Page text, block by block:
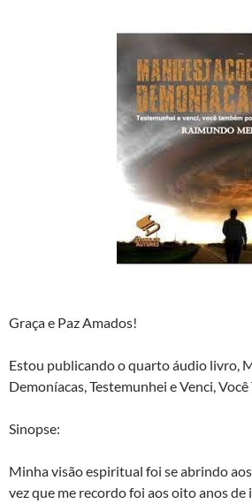
Graça e Paz Amados!
Estou publicando o quarto áudio livro,
Demoníacas, Testemunhei e Venci, Você
Sinopse:
Minha visão espiritual foi se abrindo
vez que me recordo foi aos oito anos